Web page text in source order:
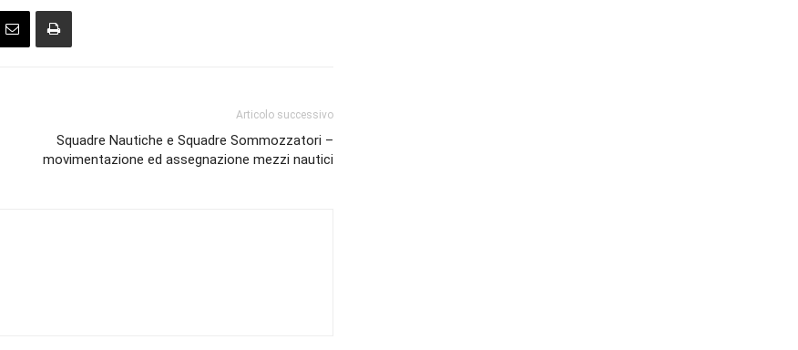
Articolo successivo
Squadre Nautiche e Squadre Sommozzatori –
movimentazione ed assegnazione mezzi nautici